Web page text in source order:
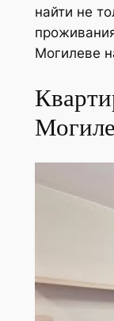
найти не
Могилеве